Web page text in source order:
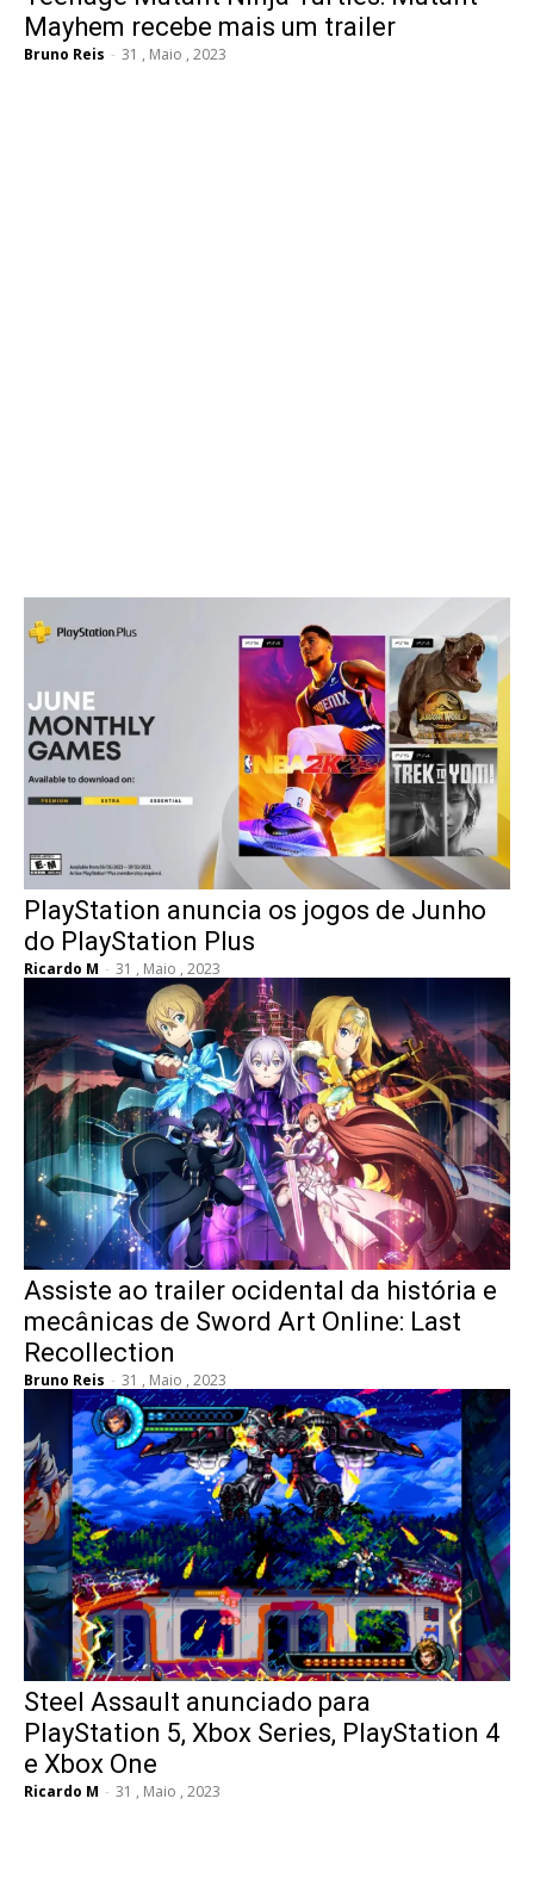
Mayhem recebe mais um trailer
Bruno Reis - 31 , Maio , 2023
PlayStation anuncia os jogos de Junho
do PlayStation Plus
Ricardo M - 31 , Maio , 2023
Assiste ao trailer ocidental da história e
mecânicas de Sword Art Online: Last
Recollection
Bruno Reis - 31 , Maio , 2023
Steel Assault anunciado para
PlayStation 5, Xbox Series, PlayStation 4
e Xbox One
Ricardo M - 31 , Maio , 2023